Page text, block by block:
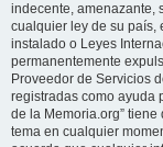
indecente, amenazante,
cualquier ley de su país,
instalado o Leyes
permanentemente
Proveedor de Servicios
registradas como ayuda
de la Memoria.org”
tema en cualquier